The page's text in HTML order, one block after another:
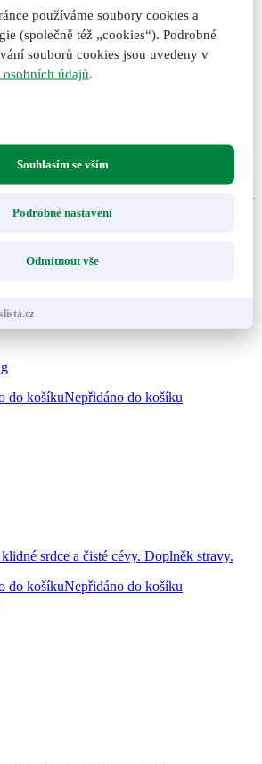
dne po uhrazení
nakoupili
do košíkuNepřidáno do košíku
srdce a čisté cévy. Doplněk stravy.
do košíkuNepřidáno do košíku
používáme soubory cookies a
(společně též „cookies“). Podrobné
souborů cookies jsou uvedeny v
osobních údajů.
Souhlasím se vším
Podrobné nastavení
Odmítnout vše